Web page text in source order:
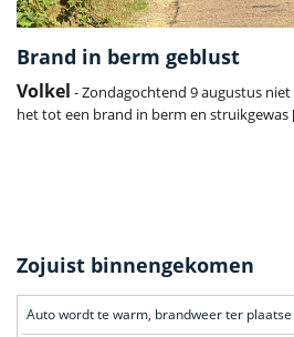
Brand in berm geblust
Volkel - Zondagochtend 9 augustus
het tot een brand in berm en struikgewas
Zojuist binnengekomen
Auto wordt te warm, brandweer ter plaatse